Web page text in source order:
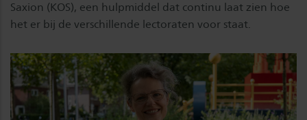
Saxion (KOS), een hulpmiddel dat continu laat zien hoe
het er bij de verschillende lectoraten voor staat.